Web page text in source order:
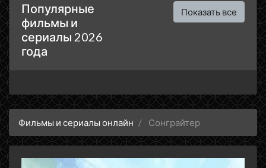
Популярные
фильмы и
сериалы 2026
года
Показать все
Фильмы и сериалы онлайн Сонграйтер